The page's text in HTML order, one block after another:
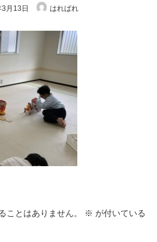
月13日 はればれ
ことはありません。 ※ が付いている